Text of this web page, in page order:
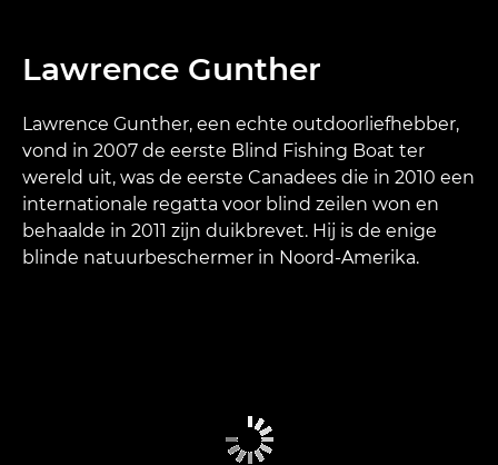
Lawrence Gunther
Lawrence Gunther, een echte outdoorliefhebber,
vond in 2007 de eerste Blind Fishing Boat ter
wereld uit, was de eerste Canadees die in 2010 een
internationale regatta voor blind zeilen won en
behaalde in 2011 zijn duikbrevet. Hij is de enige
blinde natuurbeschermer in Noord-Amerika.